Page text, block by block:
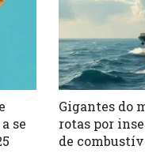
se
Gigantes do
rotas por
de